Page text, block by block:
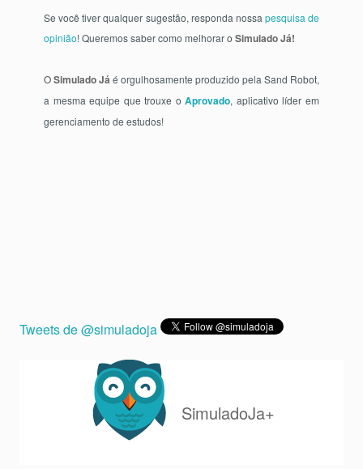
Se você tiver qualquer sugestão, responda nossa pesquisa de
opinião! Queremos saber como melhorar o Simulado Já!
OSimulado Já é orgulhosamente produzido pela Sand Robot,
a mesma equipe que trouxe oAprovado, aplicativo líder em
gerenciamento de estudos!
Tweets de @simuladoja
SimuladoJa+